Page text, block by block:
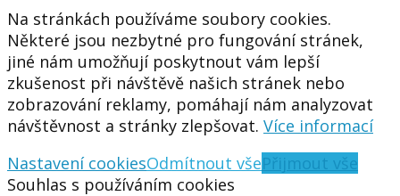
Na stránkách používáme soubory cookies.
Některé jsou nezbytné pro fungování stránek,
jiné nám umožňují poskytnout vám lepší
zkušenost při návštěvě našich stránek nebo
zobrazování reklamy, pomáhají nám analyzovat
návštěvnost a stránky zlepšovat. Více informací
Nastavení cookiesOdmítnout všePřijmout vše
Souhlas s používáním cookies